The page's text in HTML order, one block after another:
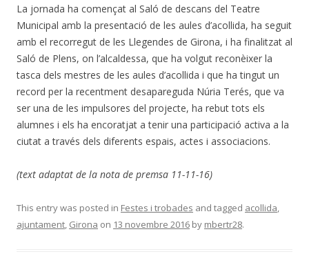
La jornada ha començat al Saló de descans del Teatre
Municipal amb la presentació de les aules d’acollida, ha seguit
amb el recorregut de les Llegendes de Girona, i ha finalitzat al
Saló de Plens, on l’alcaldessa, que ha volgut reconèixer la
tasca dels mestres de les aules d’acollida i que ha tingut un
record per la recentment desapareguda Núria Terés, que va
ser una de les impulsores del projecte, ha rebut tots els
alumnes i els ha encoratjat a tenir una participació activa a la
ciutat a través dels diferents espais, actes i associacions.
(text adaptat de la nota de premsa 11-11-16)
This entry was posted in Festes i trobades and tagged acollida,
ajuntament, Girona on 13 novembre 2016 by mbertr28.